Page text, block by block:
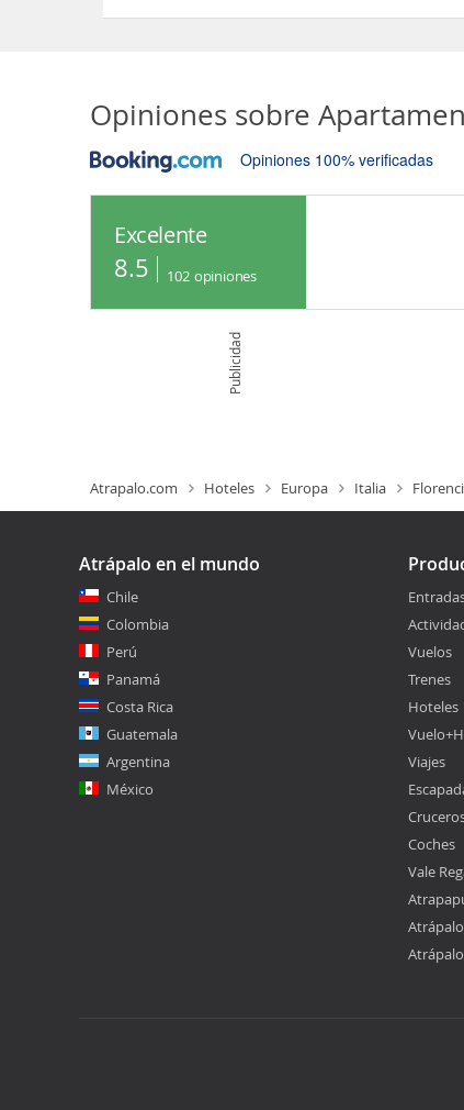
Opiniones sobre
Opiniones 100% verificadas
Excelente
8.5 102 opiniones
Publicidad
Atrapalo.com Hoteles Europa Italia
Atrápalo en el mundo
Chile
Colombia
Perú
Panamá
Costa Rica
Guatemala
Argentina
México
Vuelos
Trenes
Hoteles
Viajes
Coches
Vale